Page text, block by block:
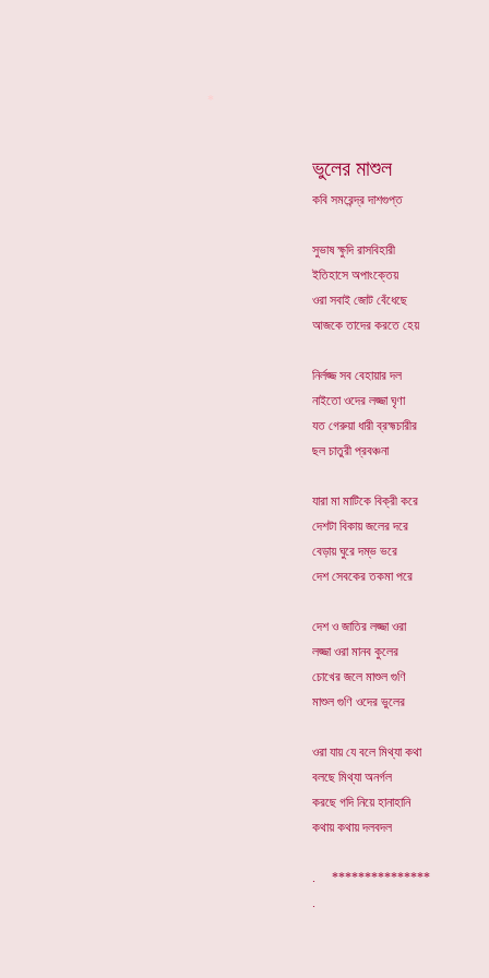
ভুলের মাশুল
কবি সমরেন্দ্র দাশগুপ্ত
সুভাষ ক্ষুদি রাসবিহারী
ইতিহাসে অপাংক্তেয়
ওরা সবাই জোট বেঁধেছে
আজকে তাদের করতে হেয়
নির্লজ্জ সব বেহায়ার দল
নাইতো ওদের লজ্জা ঘৃণা
যত গেরুয়া ধারী ব্রহ্মচারীর
ছল চাতুরী প্রবঞ্চনা
যারা মা মাটিকে বিক্রী করে
দেশটা বিকায় জলের দরে
বেড়ায় ঘুরে দম্ভ ভরে
দেশ সেবকের তকমা পরে
দেশ ও জাতির লজ্জা ওরা
লজ্জা ওরা মানব কুলের
চোখের জলে মাশুল গুণি
মাশুল গুণি ওদের ভুলের
ওরা যায় যে বলে মিথ্যা কথা
বলছে মিথ্যা অনর্গল
করছে গদি নিয়ে হানাহানি
কথায় কথায় দলবদল
. ***************